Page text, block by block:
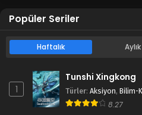
Popüler Seriler
Haftalık Aylık
1
Tunshi Xingkong
Türler: Aksiyon, Bilim-
8.27